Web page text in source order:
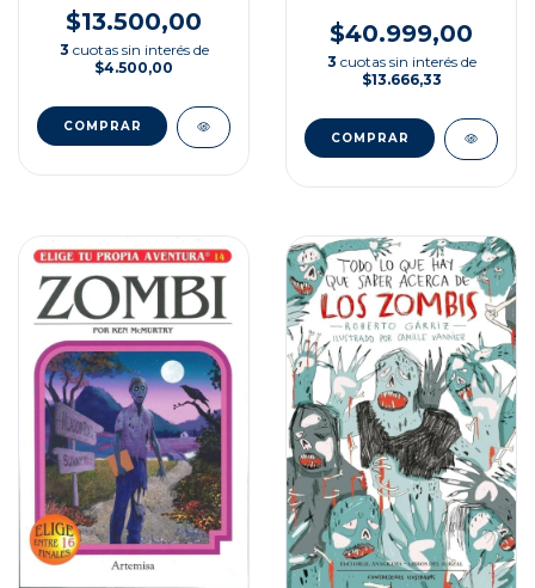
$13.500,00
3 cuotas sin interés de
$4.500,00
$40.999,00
3 cuotas sin interés de
$13.666,33